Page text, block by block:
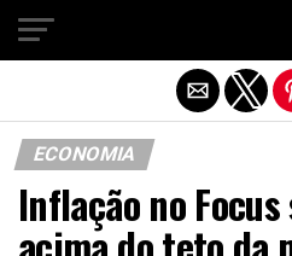
ECONOMIA
Inflação no